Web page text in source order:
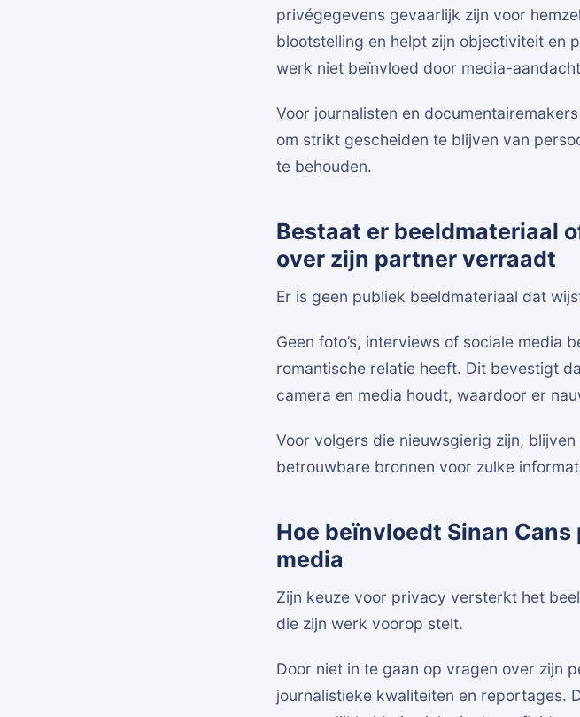
privégegevens gevaarlijk zijn voor
blootstelling en helpt zijn objectiviteit en
werk niet beïnvloed door media-
Voor journalisten en
om strikt gescheiden te blijven van
te behouden.
Bestaat er beeldmateriaal
over zijn partner verraadt
Er is geen publiek beeldmateriaal dat
Geen foto’s, interviews of sociale media
romantische relatie heeft. Dit bevestigt
camera en media houdt, waardoor er
Voor volgers die nieuwsgierig zijn,
betrouwbare bronnen voor zulke
Hoe beïnvloedt Sinan
media
Zijn keuze voor privacy versterkt het
die zijn werk voorop stelt.
Door niet in te gaan op vragen over zijn
journalistieke kwaliteiten en reportages.